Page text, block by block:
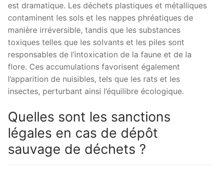
est dramatique. Les déchets plastiques et métalliques
contaminent les sols et les nappes phréatiques de
manière irréversible, tandis que les substances
toxiques telles que les solvants et les piles sont
responsables de l’intoxication de la faune et de la
flore. Ces accumulations favorisent également
l’apparition de nuisibles, tels que les rats et les
insectes, perturbant ainsi l’équilibre écologique.
Quelles sont les sanctions
légales en cas de dépôt
sauvage de déchets ?